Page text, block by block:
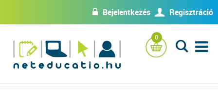
w Bejelentkezés U Regisztráció
0
L